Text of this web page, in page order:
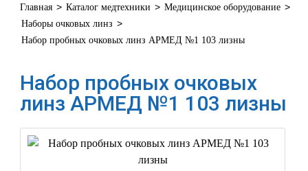
Главная > Каталог медтехники > Медицинское оборудование >
Наборы очковых линз >
Набор пробных очковых линз АРМЕД №1 103 лизны
Набор пробных очковых
линз АРМЕД №1 103 лизны